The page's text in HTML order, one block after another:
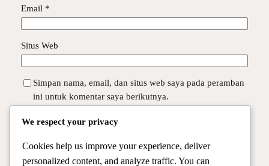
Email *
Situs Web
Simpan nama, email, dan situs web saya pada peramban
ini untuk komentar saya berikutnya.
We respect your privacy
Cookies help us improve your experience, deliver
personalized content, and analyze traffic. You can